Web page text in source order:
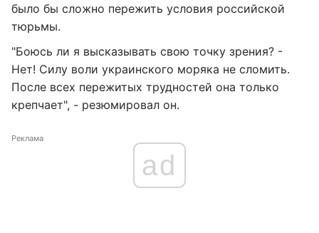
было бы сложно пережить условия российской
тюрьмы.
"Боюсь ли я высказывать свою точку зрения? -
Нет! Силу воли украинского моряка не сломить.
После всех пережитых трудностей она только
крепчает", - резюмировал он.
Реклама
ad